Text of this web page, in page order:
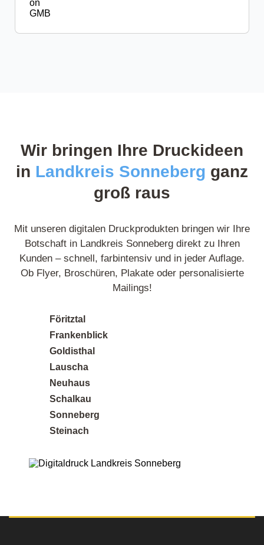
getestet habe. Ich bestelle auf jeden Fall wieder.
Norbert L.
9 Rezensionen
am besten zu meinem Projekt passt. Das
Ergebnis hat meine Erwartungen übertroffen!
Posted on
Google
Wir bringen Ihre Druckideen
in Landkreis Sonneberg ganz
groß raus
Mit unseren digitalen Druckprodukten bringen wir Ihre
Botschaft in Landkreis Sonneberg direkt zu Ihren
Kunden – schnell, farbintensiv und in jeder Auflage.
Ob Flyer, Broschüren, Plakate oder personalisierte
Mailings!
Föritztal
Frankenblick
Goldisthal
Lauscha
Neuhaus
Schalkau
Sonneberg
Steinach